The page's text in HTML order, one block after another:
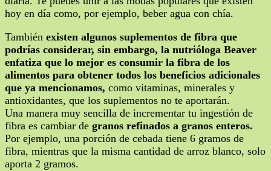
hoy en día como, por ejemplo, beber agua con chía.
También existen algunos suplementos de fibra que
podrías considerar, sin embargo, la nutrióloga Beaver
enfatiza que lo mejor es consumir la fibra de los
alimentos para obtener todos los beneficios adicionales
que ya mencionamos, como vitaminas, minerales y
antioxidantes, que los suplementos no te aportarán.
Una manera muy sencilla de incrementar tu ingestión de
fibra es cambiar de granos refinados a granos enteros.
Por ejemplo, una porción de cebada tiene 6 gramos de
fibra, mientras que la misma cantidad de arroz blanco, solo
aporta 2 gramos.